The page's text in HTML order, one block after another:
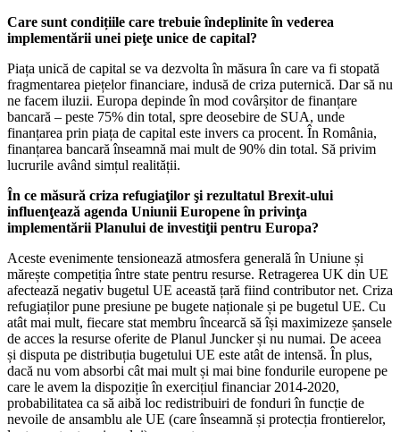
Care sunt condițiile care trebuie îndeplinite în vederea
implementării unei pieţe unice de capital?
Piața unică de capital se va dezvolta în măsura în care va fi stopată
fragmentarea piețelor financiare, indusă de criza puternică. Dar să nu
ne facem iluzii. Europa depinde în mod covârșitor de finanțare
bancară – peste 75% din total, spre deosebire de SUA, unde
finanțarea prin piața de capital este invers ca procent. În România,
finanțarea bancară înseamnă mai mult de 90% din total. Să privim
lucrurile având simțul realității.
În ce măsură criza refugiaţilor şi rezultatul Brexit-ului
influenţează agenda Uniunii Europene în privinţa
implementării Planului de investiţii pentru Europa?
Aceste evenimente tensionează atmosfera generală în Uniune și
mărește competiția între state pentru resurse. Retragerea UK din UE
afectează negativ bugetul UE această țară fiind contributor net. Criza
refugiaților pune presiune pe bugete naționale și pe bugetul UE. Cu
atât mai mult, fiecare stat membru încearcă să își maximizeze șansele
de acces la resurse oferite de Planul Juncker și nu numai. De aceea
și disputa pe distribuția bugetului UE este atât de intensă. În plus,
dacă nu vom absorbi cât mai mult și mai bine fondurile europene pe
care le avem la dispoziție în exercițiul financiar 2014-2020,
probabilitatea ca să aibă loc redistribuiri de fonduri în funcție de
nevoile de ansamblu ale UE (care înseamnă și protecția frontierelor,